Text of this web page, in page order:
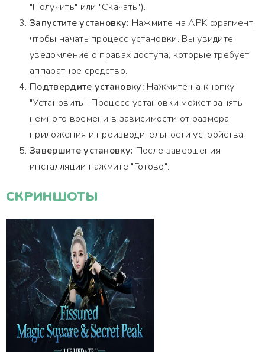
"Получить" или "Скачать").
Запустите установку: Нажмите на APK фрагмент,
чтобы начать процесс установки. Вы увидите
уведомление о правах доступа, которые требует
аппаратное средство.
Подтвердите установку: Нажмите на кнопку
"Установить". Процесс установки может занять
немного времени в зависимости от размера
приложения и производительности устройства.
Завершите установку: После завершения
инсталляции нажмите "Готово".
СКРИНШОТЫ